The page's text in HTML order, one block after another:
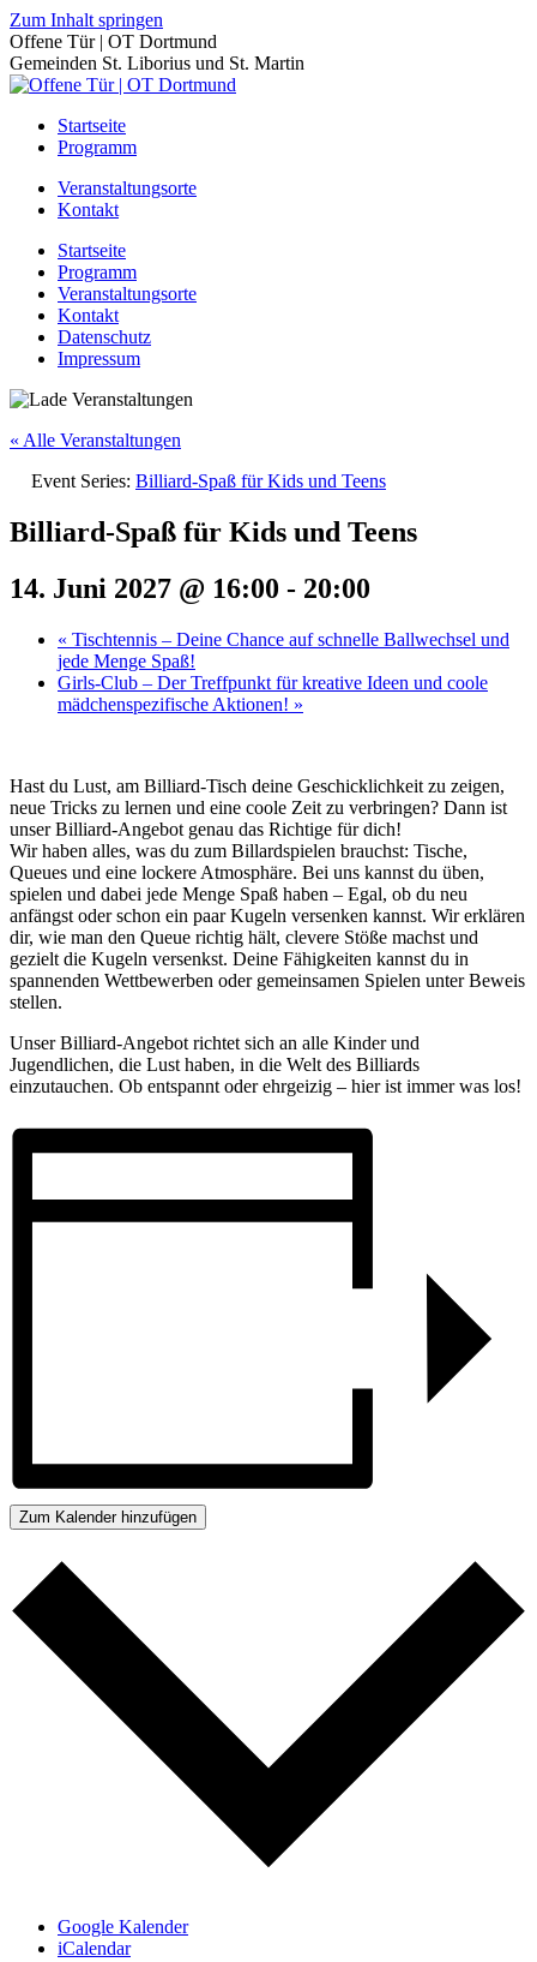
Zum Inhalt springen
Offene Tür | OT Dortmund
Gemeinden St. Liborius und St. Martin
Startseite
Programm
Veranstaltungsorte
Kontakt
Startseite
Programm
Veranstaltungsorte
Kontakt
Datenschutz
Impressum
« Alle Veranstaltungen
Event Series: Billiard-Spaß für Kids und Teens
Billiard-Spaß für Kids und Teens
14. Juni 2027 @ 16:00 - 20:00
« Tischtennis – Deine Chance auf schnelle Ballwechsel und
jede Menge Spaß!
Girls-Club – Der Treffpunkt für kreative Ideen und coole
mädchenspezifische Aktionen! »
Hast du Lust, am Billiard-Tisch deine Geschicklichkeit zu zeigen,
neue Tricks zu lernen und eine coole Zeit zu verbringen? Dann ist
unser Billiard-Angebot genau das Richtige für dich!
Wir haben alles, was du zum Billardspielen brauchst: Tische,
Queues und eine lockere Atmosphäre. Bei uns kannst du üben,
spielen und dabei jede Menge Spaß haben – Egal, ob du neu
anfängst oder schon ein paar Kugeln versenken kannst. Wir erklären
dir, wie man den Queue richtig hält, clevere Stöße machst und
gezielt die Kugeln versenkst. Deine Fähigkeiten kannst du in
spannenden Wettbewerben oder gemeinsamen Spielen unter Beweis
stellen.
Unser Billiard-Angebot richtet sich an alle Kinder und
Jugendlichen, die Lust haben, in die Welt des Billiards
einzutauchen. Ob entspannt oder ehrgeizig – hier ist immer was los!
Zum Kalender hinzufügen
Google Kalender
iCalendar